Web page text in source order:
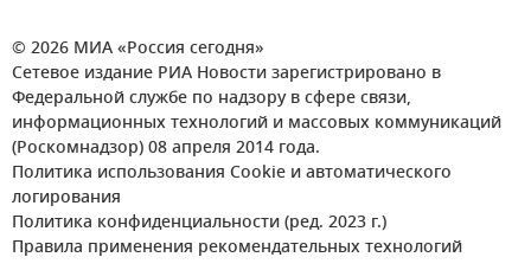
© 2026 МИА «Россия сегодня»
Сетевое издание РИА Новости зарегистрировано в
Федеральной службе по надзору в сфере связи,
информационных технологий и массовых коммуникаций
(Роскомнадзор) 08 апреля 2014 года.
Политика использования Cookie и автоматического
логирования
Политика конфиденциальности (ред. 2023 г.)
Правила применения рекомендательных технологий